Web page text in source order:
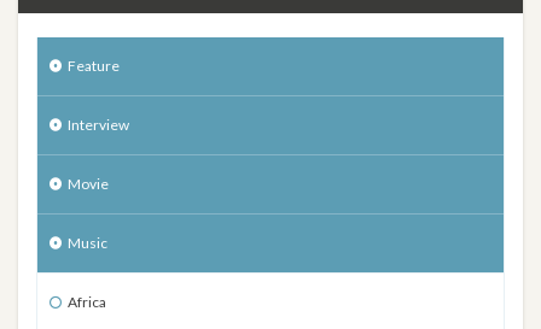
Feature
Interview
Movie
Music
Africa